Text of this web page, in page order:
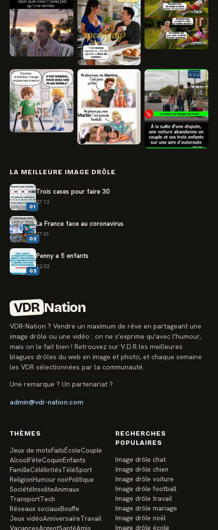
LA MEILLEURE IMAGE DRÔLE
01
Trois cases pour faire 30
07.12
02
La France face au coronavirus
27.01
03
Penny a 5 enfants
12.02
VDR Nation
VDR-Nation ? Vendre un maximum de rêve en partageant une
image drôle ou une vidéo : on ne s'exprime qu'avec l'humour,
mais on le fait bien ! Retrouvez sur V.D.R les meilleures
blagues drôles du web en image et photo, et chaque semaine
les VDR sélectionnées par la communauté.
Une remarque ? Un partenariat ?
admin@vdr-nation.com
THÈMES
Jeux de motsFailsÉcoleCouple
AlcoolFêteCoquinEnfants
FamilleCélébritésTéléSport
ReligionHumour noirPolitique
SociétéInsoliteAnimaux
TransportTech
Réseaux sociauxBouffe
Jeux vidéoAnniversaireTravail
VacancesArgentSantéAmis
RECHERCHES
POPULAIRES
Image drôle chat
Image drôle chien
Image drôle voiture
Image drôle football
Image drôle travail
Image drôle mariage
Image drôle noël
Image drôle école